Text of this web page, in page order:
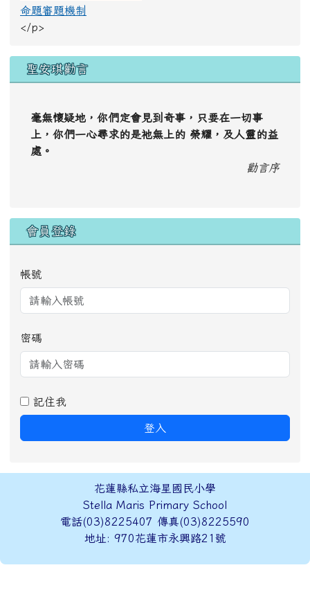
命題審題機制
</p>
聖安琪勸言
毫無懷疑地，你們定會見到奇事，只要在一切事
上，你們一心尋求的是祂無上的 榮耀，及人靈的益
處。
勸言序
會員登錄
帳號
密碼
記住我
登入
頁尾區域內容花蓮縣私立海星國民小學
Stella Maris Primary School
電話(03)8225407 傳真(03)8225590
地址: 970花蓮市永興路21號